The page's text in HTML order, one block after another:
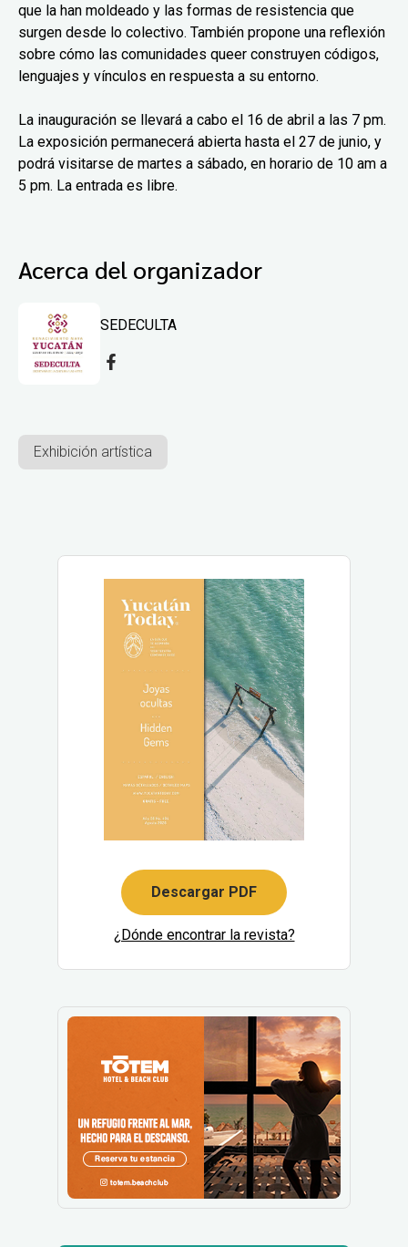
que la han moldeado y las formas de resistencia que
surgen desde lo colectivo. También propone una reflexión
sobre cómo las comunidades queer construyen códigos,
lenguajes y vínculos en respuesta a su entorno.
La inauguración se llevará a cabo el 16 de abril a las 7 pm.
La exposición permanecerá abierta hasta el 27 de junio, y
podrá visitarse de martes a sábado, en horario de 10 am a
5 pm. La entrada es libre.
Acerca del organizador
SEDECULTA
Exhibición artística
Descargar PDF
¿Dónde encontrar la revista?